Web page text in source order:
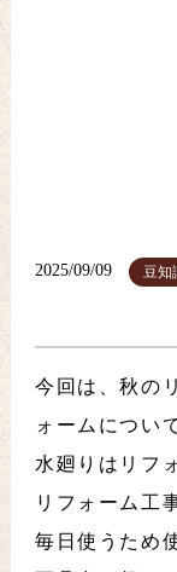
2025/09/09 豆知
今回は、秋の
ォームについ
水廻りはリフ
リフォーム工
毎日使うため